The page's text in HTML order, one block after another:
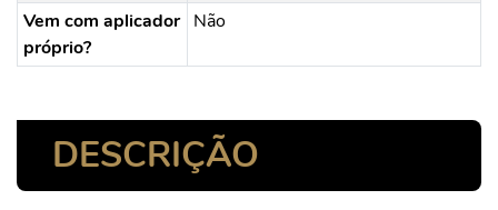
Vem com aplicador
próprio?
Não
DESCRIÇÃO